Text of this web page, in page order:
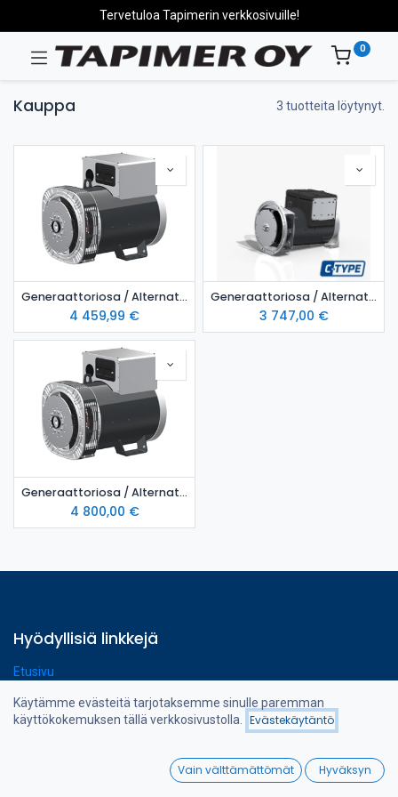
Nimi (A-Ö)
Wishlist
Tervetuloa Tapimerin verkkosivuille!
0
Kauppa 3 tuotteita löytynyt.
Generaattoriosa / Alternator MeccAlte ECP32 1L4
4 459,99 €
Generaattoriosa / Alternator MeccAlte ECP322S4
3 747,00 €
Generaattoriosa / Alternator MeccAlte ECP34 2S4
4 800,00 €
Hyödyllisiä linkkejä
Etusivu
Ota yhteyttä
Käytämme evästeitä tarjotaksemme sinulle paremman
käyttökokemuksen tällä verkkosivustolla.
Evästekäytäntö
Vain välttämättömät Hyväksyn